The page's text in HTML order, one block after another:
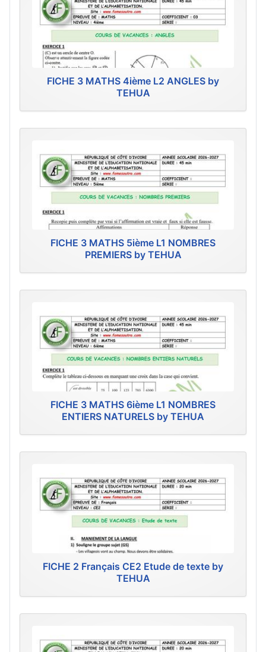
FICHE 3 MATHS 4ième L2 ANGLES by
TEHUA
FICHE 3 MATHS 5ième L1 NOMBRES
PREMIERS by TEHUA
FICHE 3 MATHS 6ième L1 NOMBRES
ENTIERS NATURELS by TEHUA
FICHE 2 Français CE2 Etude de texte by
TEHUA